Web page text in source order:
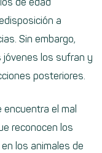
a
Sin embargo,
jóvenes los sufran y
posteriores.
el mal
reconocen los
los animales de